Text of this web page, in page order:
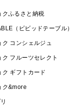
クふるさと納税
（ビビッドテーブル）
ク コンシェルジュ
ク フルーツセレクト
ク ギフトカード
ク&more